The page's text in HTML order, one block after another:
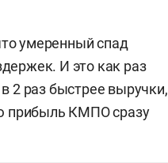
умеренный спад
И это как раз
2 раз быстрее выручки,
прибыль КМПО сразу